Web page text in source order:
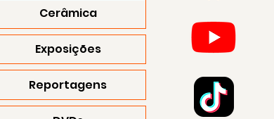
Cerâmica
Exposições
Reportagens